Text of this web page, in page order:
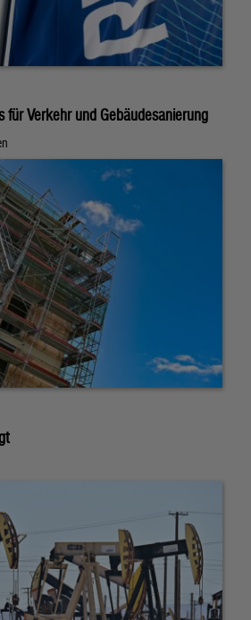
für Verkehr und Gebäudesanierung